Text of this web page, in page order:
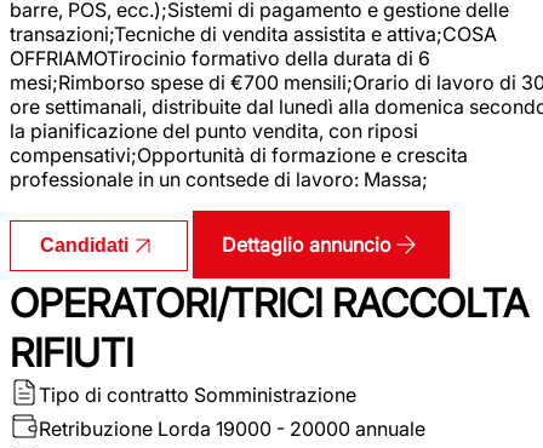
barre, POS, ecc.);Sistemi di pagamento e gestione delle
transazioni;Tecniche di vendita assistita e attiva;COSA
OFFRIAMOTirocinio formativo della durata di 6
mesi;Rimborso spese di €700 mensili;Orario di lavoro di
ore settimanali, distribuite dal lunedì alla domenica
la pianificazione del punto vendita, con riposi
compensativi;Opportunità di formazione e crescita
professionale in un contsede di lavoro: Massa;
Candidati Dettaglio annuncio
OPERATORI/TRICI RACCOLTA
RIFIUTI
Tipo di contratto Somministrazione
Retribuzione Lorda 19000 - 20000 annuale